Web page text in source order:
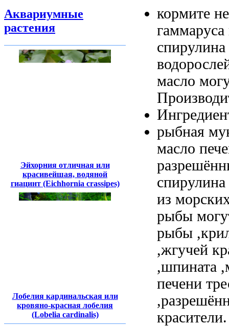
Аквариумные
растения
Эйхорния отличная или
красивейшая, водяной
гиацинт (Eichhornia crassipes)
Лобелия кардинальская или
кровяно-красная лобелия
(Lobelia cardinalis)
кормите
масло
рыбная
масло
спирулина
из
рыбы
рыбы
,жгучей
,шпината
печени